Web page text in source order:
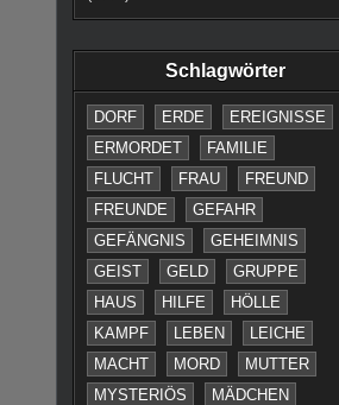
Schlagwörter
DORF ERDE
EREIGNISSE
ERMORDET
FAMILIE
FLUCHT
FRAU
FREUND
FREUNDE
GEFAHR
GEFÄNGNIS
GEHEIMNIS
GEIST
GELD
GRUPPE
HAUS
HILFE
HÖLLE
KAMPF
LEBEN
LEICHE
MACHT
MORD
MUTTER
MYSTERIÖS
MÄDCHEN